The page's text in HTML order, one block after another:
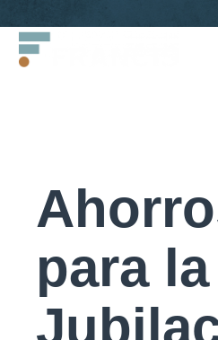
Francis
LLC.
para la